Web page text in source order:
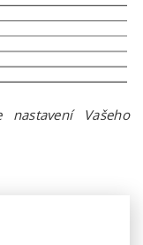
Vašeho